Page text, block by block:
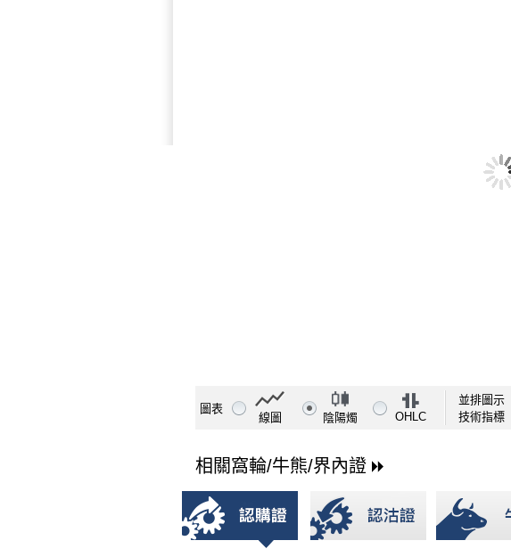
圖表
線圖 陰陽燭 OHLC
並排圖示
技術指標
相關窩輪/牛熊/界內證